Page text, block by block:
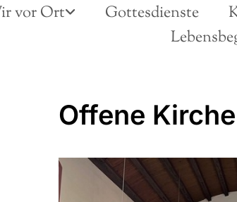
vor Ort Gottesdienste
Offene